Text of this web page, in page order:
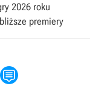
2026 roku
premiery